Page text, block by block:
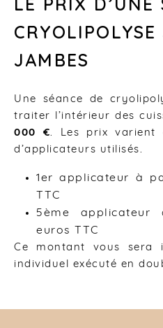
CRYOLIPOLYSE
JAMBES
Une séance de
traiter l’intérieur des
000 €. Les prix varient
d’applicateurs utilisés.
1er applicateur à
TTC
5ème
euros TTC
Ce montant vous sera
individuel exécuté en